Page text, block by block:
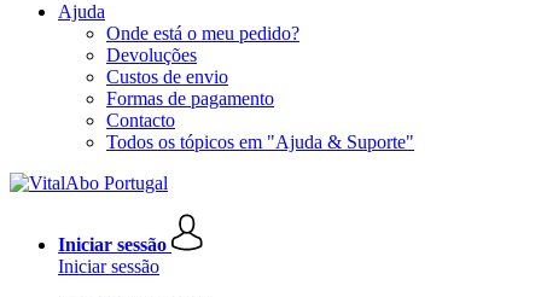
Ajuda
Onde está o meu pedido?
Devoluções
Custos de envio
Formas de pagamento
Contacto
Todos os tópicos em "Ajuda & Suporte"
Iniciar sessão
Iniciar sessão